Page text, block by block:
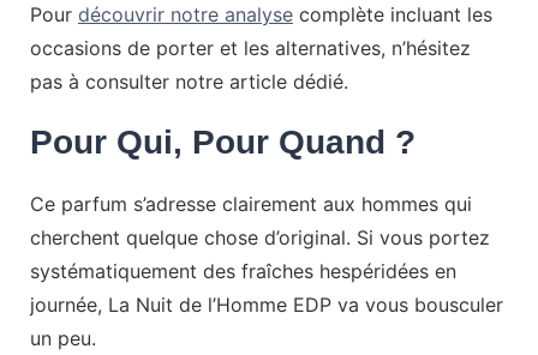
Pour découvrir notre analyse complète incluant les
occasions de porter et les alternatives, n’hésitez
pas à consulter notre article dédié.
Pour Qui, Pour Quand ?
Ce parfum s’adresse clairement aux hommes qui
cherchent quelque chose d’original. Si vous portez
systématiquement des fraîches hespéridées en
journée, La Nuit de l’Homme EDP va vous bousculer
un peu.